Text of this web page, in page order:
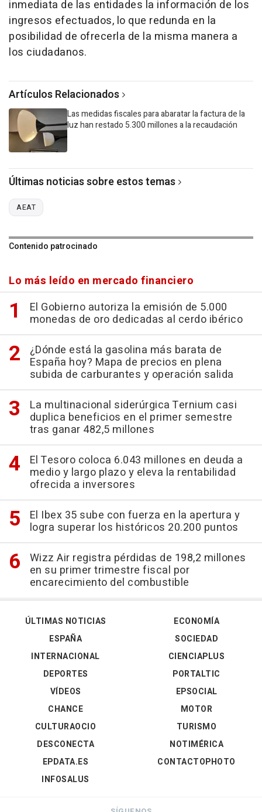
inmediata de las entidades la información de los
ingresos efectuados, lo que redunda en la
posibilidad de ofrecerla de la misma manera a
los ciudadanos.
Artículos Relacionados
Las medidas fiscales para abaratar la factura de la
luz han restado 5.300 millones a la recaudación
Últimas noticias sobre estos temas
AEAT
Contenido patrocinado
Lo más leído en mercado financiero
El Gobierno autoriza la emisión de 5.000
monedas de oro dedicadas al cerdo ibérico
¿Dónde está la gasolina más barata de
España hoy? Mapa de precios en plena
subida de carburantes y operación salida
La multinacional siderúrgica Ternium casi
duplica beneficios en el primer semestre
tras ganar 482,5 millones
El Tesoro coloca 6.043 millones en deuda a
medio y largo plazo y eleva la rentabilidad
ofrecida a inversores
El Ibex 35 sube con fuerza en la apertura y
logra superar los históricos 20.200 puntos
Wizz Air registra pérdidas de 198,2 millones
en su primer trimestre fiscal por
encarecimiento del combustible
ÚLTIMAS NOTICIAS
ESPAÑA
INTERNACIONAL
DEPORTES
VÍDEOS
ECONOMÍA
SOCIEDAD
CIENCIAPLUS
PORTALTIC
EPSOCIAL
CHANCE
CULTURAOCIO
DESCONECTA
EPDATA.ES
INFOSALUS
MOTOR
TURISMO
NOTIMÉRICA
CONTACTOPHOTO